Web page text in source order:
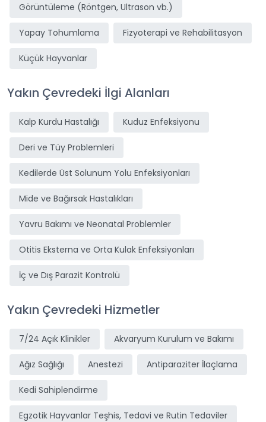
Görüntüleme (Röntgen, Ultrason vb.)
Yapay Tohumlama Fizyoterapi ve Rehabilitasyon
Küçük Hayvanlar
Yakın Çevredeki İlgi Alanları
Kalp Kurdu Hastalığı Kuduz Enfeksiyonu
Deri ve Tüy Problemleri
Kedilerde Üst Solunum Yolu Enfeksiyonları
Mide ve Bağırsak Hastalıkları
Yavru Bakımı ve Neonatal Problemler
Otitis Eksterna ve Orta Kulak Enfeksiyonları
İç ve Dış Parazit Kontrolü
Yakın Çevredeki Hizmetler
7/24 Açık Klinikler Akvaryum Kurulum ve Bakımı
Ağız Sağlığı Anestezi Antiparaziter İlaçlama
Kedi Sahiplendirme
Egzotik Hayvanlar Teşhis, Tedavi ve Rutin Tedaviler